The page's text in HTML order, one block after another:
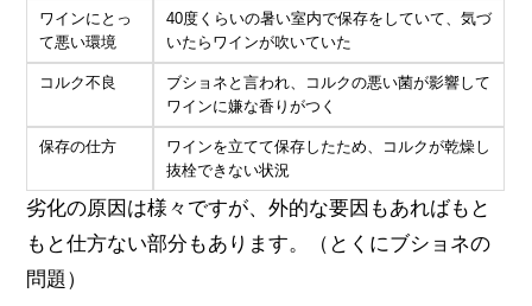
ワインにとっ
て悪い環境
40度くらいの暑い室内で保存をしていて、気づ
いたらワインが吹いていた
コルク不良
ブショネと言われ、コルクの悪い菌が影響して
ワインに嫌な香りがつく
保存の仕方
ワインを立てて保存したため、コルクが乾燥し
抜栓できない状況
劣化の原因は様々ですが、外的な要因もあればもと
もと仕方ない部分もあります。（とくにブショネの
問題）